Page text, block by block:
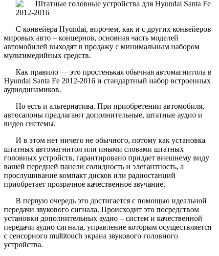
С конвейера Hyundai, впрочем, как и с других конвейеров
мировых авто – концернов, основная часть моделей
автомобилей выходят в продажу с минимальным набором
мультимедийных средств.
Как правило — это простенькая обычная автомагнитола в
Hyundai Santa Fe 2012-2016 и стандартный набор встроенных
аудиодинамиков.
Но есть и альтернатива. При приобретении автомобиля,
автосалоны предлагают дополнительные, штатные аудио и
видео системы.
И в этом нет ничего не обычного, потому как установка
штатных автомагнитол или иными словами штатных
головных устройств, гарантировано придает внешнему виду
вашей передней панели солидность и элегантность, а
прослушивание компакт дисков или радиостанций
приобретает прозрачное качественное звучание.
В первую очередь это достигается с помощью идеальной
передачи звукового сигнала. Происходит это посредством
установки дополнительных аудио – систем и качественной
передачи аудио сигнала, управление которым осуществляется
с сенсорного multitouch экрана звукового головного
устройства.